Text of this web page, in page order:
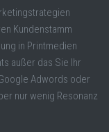
Kundenstamm
in Printmedien
außer das Sie Ihr
Adwords oder
nur wenig Resonanz